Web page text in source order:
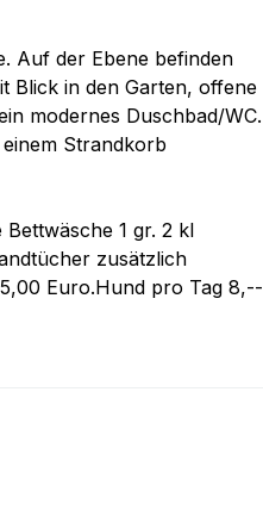
Auf der Ebene befinden
Blick in den Garten, offene
modernes Duschbad/WC.
Strandkorb
1 gr. 2 kl
zusätzlich
Euro.Hund pro Tag 8,--